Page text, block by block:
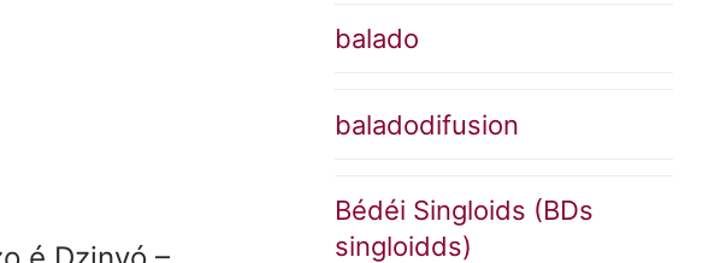
balado
baladodifusion
Bédéi Singloids (BDs
singloidds)